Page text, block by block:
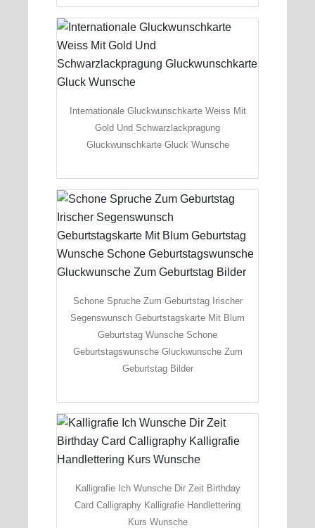
Internationale Gluckwunschkarte Weiss Mit
Gold Und Schwarzlackpragung
Gluckwunschkarte Gluck Wunsche
Schone Spruche Zum Geburtstag Irischer
Segenswunsch Geburtstagskarte Mit Blum
Geburtstag Wunsche Schone
Geburtstagswunsche Gluckwunsche Zum
Geburtstag Bilder
Kalligrafie Ich Wunsche Dir Zeit Birthday
Card Calligraphy Kalligrafie Handlettering
Kurs Wunsche